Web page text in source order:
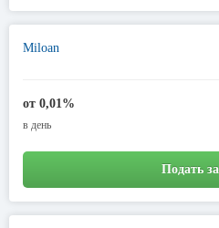
Miloan
от 0,01%
в день
Подать